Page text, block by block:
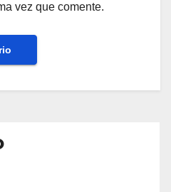
vez que comente.